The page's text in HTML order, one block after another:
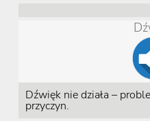
Dźwięk nie działa –
przyczyn.